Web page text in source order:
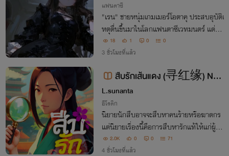
แฟนตาซี
"เรน" ชายหนุ่มเกมเมอร์โอตาคุ ประสบอุบัติเ
หตุตื่นขึ้นมาในโลกแฟนตาซีเวทมนตร์ แต่แท
นที่จะได้เกิดเป็นผู้กล้าสุดเท่ เขากลับตื่นขึ้นม
าในร่างของ "เอเลนอร์" บุตรีคนเดียวของตร
18 1 0 0
3 ชั่วโมงที่แล้ว
สืบรักเส้นแดง (寻红缘) Nc1
8+
L.sunanta
อีโรติก
นิยายนักสืบอาจจะสืบหาคนร้ายหรือฆาตกร
แต่นิยายเรื่องนี้คือการสืบหารักแท้ให้แก่ผู้ว่า
จ้าง2.0K 0 0 71
4 ชั่วโมงที่แล้ว